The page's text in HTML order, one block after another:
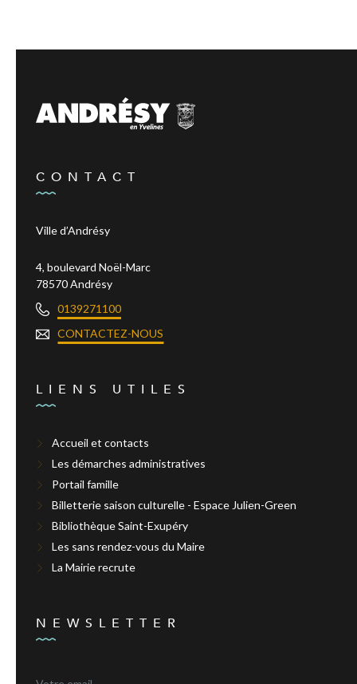
CONTACT
Ville d’Andrésy
4, boulevard Noël-Marc
78570 Andrésy
0139271100
CONTACTEZ-NOUS
LIENS UTILES
Accueil et contacts
Les démarches administratives
Portail famille
Billetterie saison culturelle - Espace Julien-Green
Bibliothèque Saint-Exupéry
Les sans rendez-vous du Maire
La Mairie recrute
NEWSLETTER